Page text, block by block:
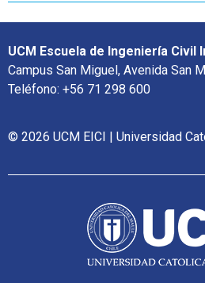
UCM Escuela de Ingeniería Civil
Campus San Miguel, Avenida San
Teléfono: +56 71 298 600
© 2026 UCM EICI | Universidad